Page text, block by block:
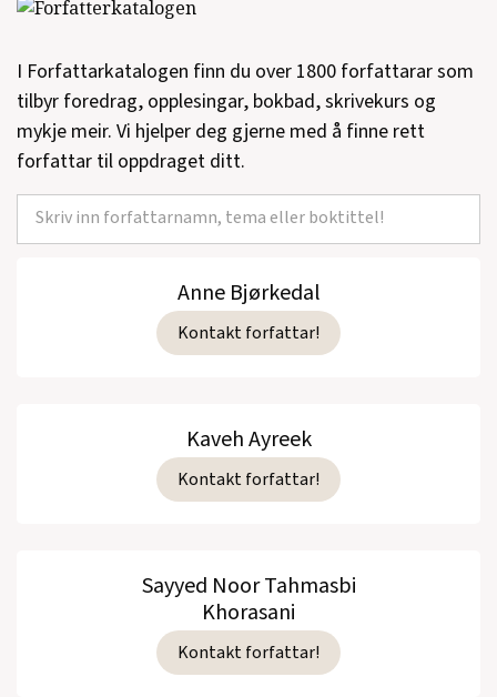
I Forfattarkatalogen finn du over 1800 forfattarar som
tilbyr foredrag, opplesingar, bokbad, skrivekurs og
mykje meir. Vi hjelper deg gjerne med å finne rett
forfattar til oppdraget ditt.
Anne Bjørkedal
Kontakt forfattar!
Kaveh Ayreek
Kontakt forfattar!
Sayyed Noor Tahmasbi
Khorasani
Kontakt forfattar!